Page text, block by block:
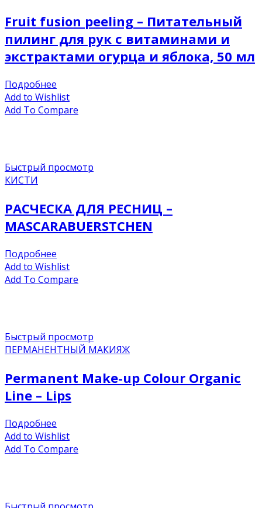
Fruit fusion peeling – Питательный
пилинг для рук с витаминами и
экстрактами огурца и яблока, 50 мл
Подробнее
Add to Wishlist
Add To Compare
Быстрый просмотр
КИСТИ
РАСЧЕСКА ДЛЯ РЕСНИЦ –
MASCARABUERSTCHEN
Подробнее
Add to Wishlist
Add To Compare
Быстрый просмотр
ПЕРМАНЕНТНЫЙ МАКИЯЖ
Permanent Make-up Colour Organic
Line – Lips
Подробнее
Add to Wishlist
Add To Compare